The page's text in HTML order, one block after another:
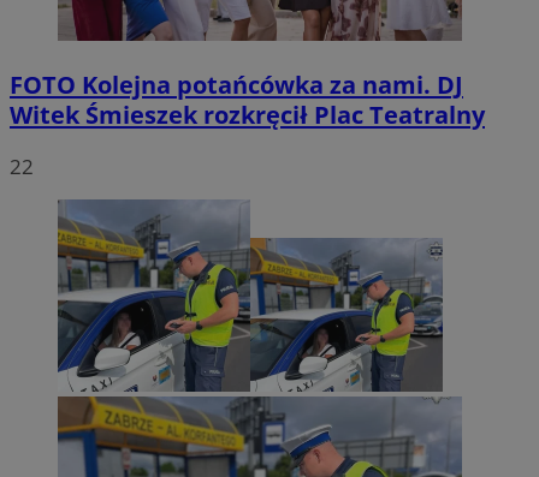
FOTO Kolejna potańcówka za nami. DJ
Witek Śmieszek rozkręcił Plac Teatralny
22